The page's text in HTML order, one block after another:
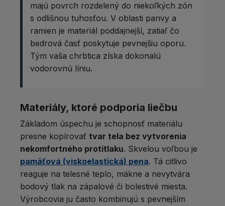
majú povrch rozdelený do niekoľkých zón
s odlišnou tuhosťou. V oblasti panvy a
ramien je materiál poddajnejší, zatiaľ čo
bedrová časť poskytuje pevnejšiu oporu.
Tým vaša chrbtica získa dokonalú
vodorovnú líniu.
Materiály, ktoré podporia liečbu
Základom úspechu je schopnosť materiálu
presne kopírovať tvar tela bez vytvorenia
nekomfortného protitlaku. Skvelou voľbou je
pamäťová (viskoelastická) pena. Tá citlivo
reaguje na telesné teplo, mäkne a nevytvára
bodový tlak na zápalové či bolestivé miesta.
Výrobcovia ju často kombinujú s pevnejším